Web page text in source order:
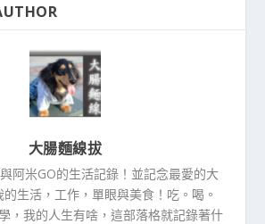
大腸麵線拔
阿米GO的生活記錄！並記念最愛的大
生活，工作，單眼與美食！吃。喝。
，我的人生有啥，這部落格就記錄著什